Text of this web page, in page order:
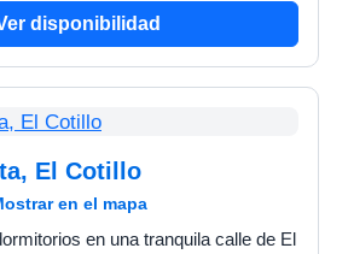
disponibilidad
El Cotillo
en el mapa
en una tranquila calle de El